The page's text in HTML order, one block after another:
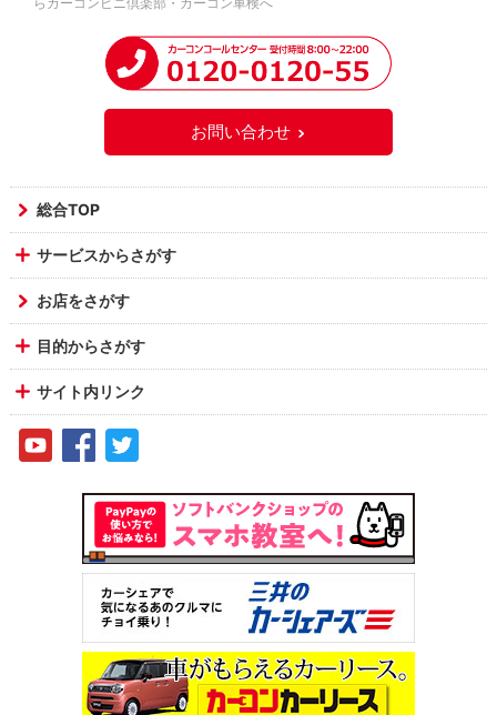
お問い合わせ
総合TOP
サービスからさがす
お店をさがす
目的からさがす
サイト内リンク